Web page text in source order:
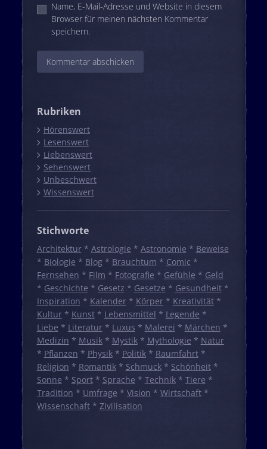
Name, E-Mail-Adresse und Website in diesem
Browser für meinen nächsten Kommentar
speichern.
Rubriken
Hörenswert
Lesenswert
Liebenswert
Sehenswert
Unbeschwert
Wissenswert
Stichworte
Architektur* Astrologie * Astronomie * Beweise
* Biologie * Blog* Brauchtum * Comic *
Fernsehen * Film * Fotografie * Gefühle * Geld
* Geschichte * Gesetz * Gesetze * Gesundheit*
Inspiration * Kalender* Körper* Kreativität*
Kultur* Kunst* Lebensmittel * Legende *
Liebe * Literatur* Luxus * Malerei * Märchen *
Medizin * Musik* Mystik* Mythologie * Natur
* Pflanzen * Physik* Politik* Raumfahrt*
Religion * Romantik* Schmuck* Schönheit*
Sonne * Sport* Sprache * Technik* Tiere *
Tradition * Umfrage * Vision * Wirtschaft*
Wissenschaft* Zivilisation